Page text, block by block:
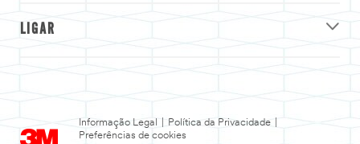
LIGAR
Informação Legal Política da Privacidade
Preferências de cookies